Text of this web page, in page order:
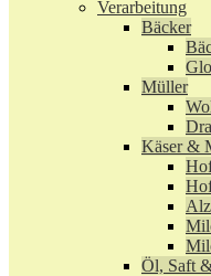
Verarbeitung
Bäcker
Müller
Käser &
Öl, Saft